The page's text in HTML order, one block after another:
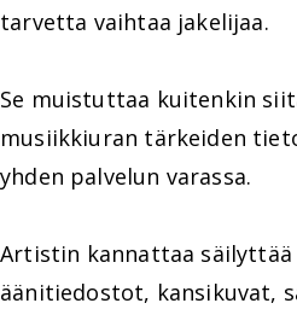
tarvetta vaihtaa jakelijaa.
Se muistuttaa kuitenkin
musiikkiuran tärkeiden
yhden palvelun varassa.
Artistin kannattaa
äänitiedostot, kansikuvat,